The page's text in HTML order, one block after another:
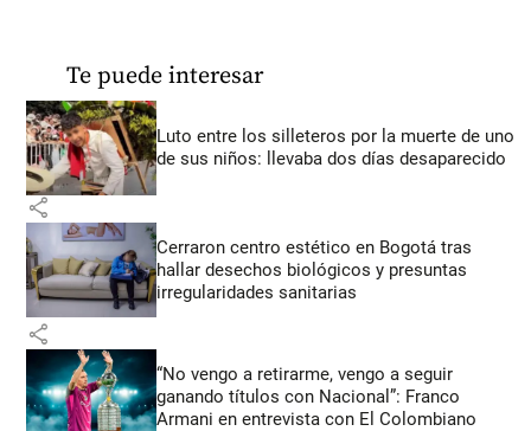
Te puede interesar
Luto entre los silleteros por la muerte de uno
de sus niños: llevaba dos días desaparecido
share
Cerraron centro estético en Bogotá tras
hallar desechos biológicos y presuntas
irregularidades sanitarias
share
“No vengo a retirarme, vengo a seguir
ganando títulos con Nacional”: Franco
Armani en entrevista con El Colombiano